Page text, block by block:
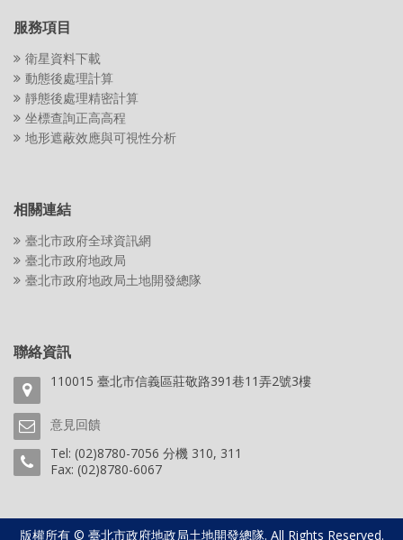
服務項目
衛星資料下載
動態後處理計算
靜態後處理精密計算
坐標查詢正高高程
地形遮蔽效應與可視性分析
相關連結
臺北市政府全球資訊網
臺北市政府地政局
臺北市政府地政局土地開發總隊
聯絡資訊
110015 臺北市信義區莊敬路391巷11弄2號3樓
意見回饋
Tel: (02)8780-7056 分機 310, 311
Fax: (02)8780-6067
版權所有 © 臺北市政府地政局土地開發總隊. All Rights Reserved.